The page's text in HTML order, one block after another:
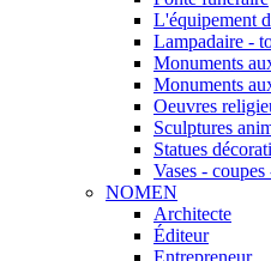
L'équipement
Lampadaire -
Monuments
Monuments
Oeuvres
Sculptures
Statues
Vases - coupes
NOMEN
Architecte
Éditeur